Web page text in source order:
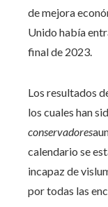
de mejora
Unido había
final de 2023.
Los resultados
los cuales han
conservadores
calendario se
incapaz de
por todas las